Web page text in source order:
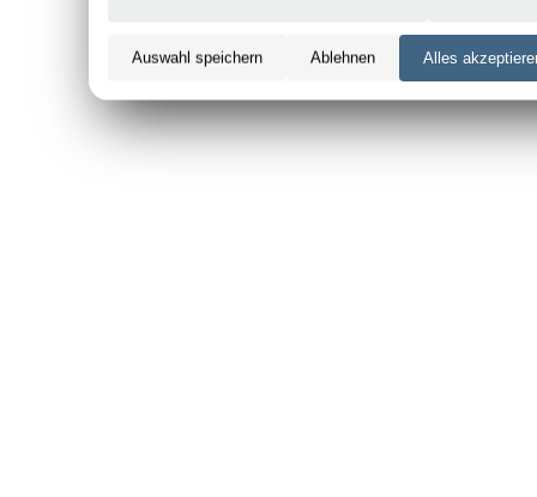
Auswahl speichern Ablehnen Alles